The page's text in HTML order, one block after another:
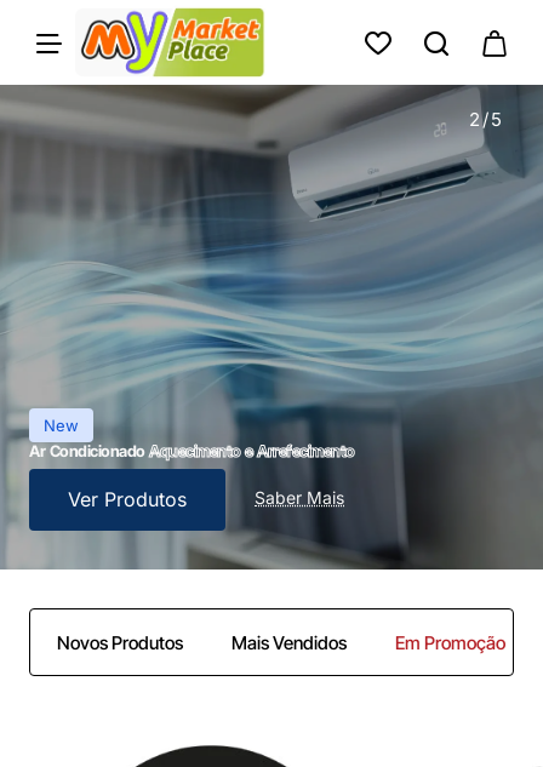
My-
MarketPlace
New
Ar CondicionadoAquecimento e Arrefecimento
Ver Produtos Saber Mais
2/5
Novos Produtos Mais Vendidos Em Promoção